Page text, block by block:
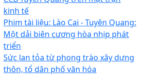
kinh tế
Phim tài liệu: Lào Cai - Tuyên Quang:
Một dải biên cương hòa nhịp phát
triển
Sức lan tỏa từ phong trào xây dựng
thôn, tổ dân phố văn hóa